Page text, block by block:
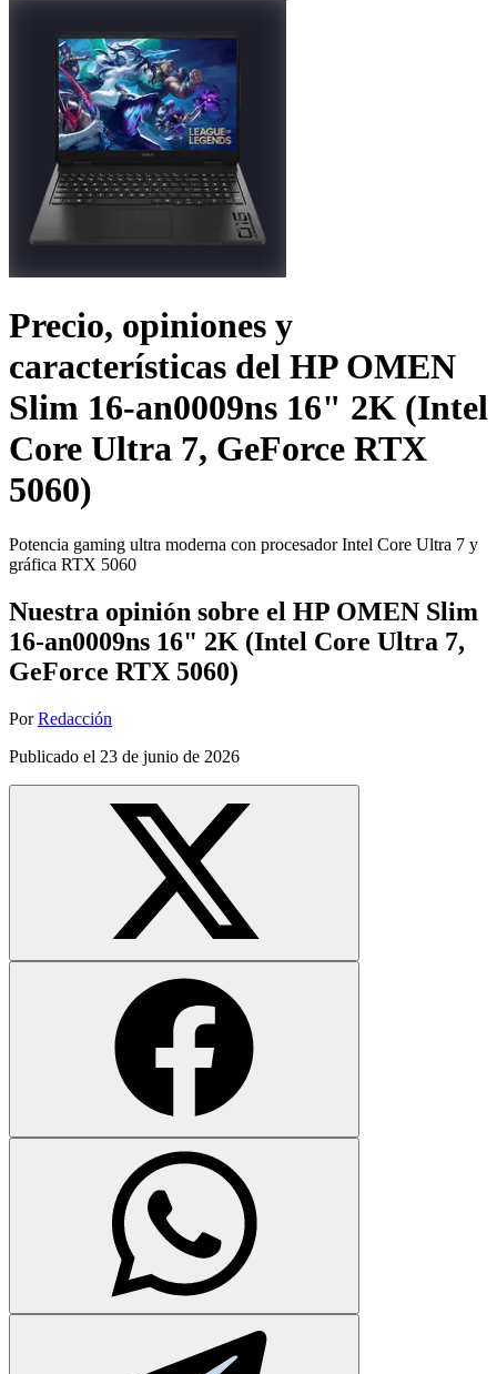
Precio, opiniones y
características del HP OMEN
Slim 16-an0009ns 16" 2K (Intel
Core Ultra 7, GeForce RTX
5060)
Potencia gaming ultra moderna con procesador Intel Core Ultra 7 y
gráfica RTX 5060
Nuestra opinión sobre el HP OMEN Slim
16-an0009ns 16" 2K (Intel Core Ultra 7,
GeForce RTX 5060)
Por Redacción
Publicado el 23 de junio de 2026